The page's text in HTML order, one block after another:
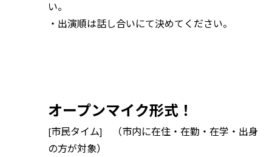
い。
・出演順は話し合いにて決めてください。
オープンマイク形式！
[市民タイム] （市内に在住・在勤・在学・出身
の方が対象）